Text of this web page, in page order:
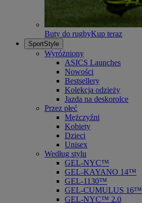
Buty do rugbyKup teraz
SportStyle
Wyróżniony
ASICS Launches
Nowości
Bestsellery
Kolekcja odzieży
Jazda na deskorolce
Przez płeć
Mężczyźni
Kobiety
Dzieci
Unisex
Według stylu
GEL-NYC™
GEL-KAYANO 14™
GEL-1130™
GEL-CUMULUS 16™
GEL-NYC™ 2.0